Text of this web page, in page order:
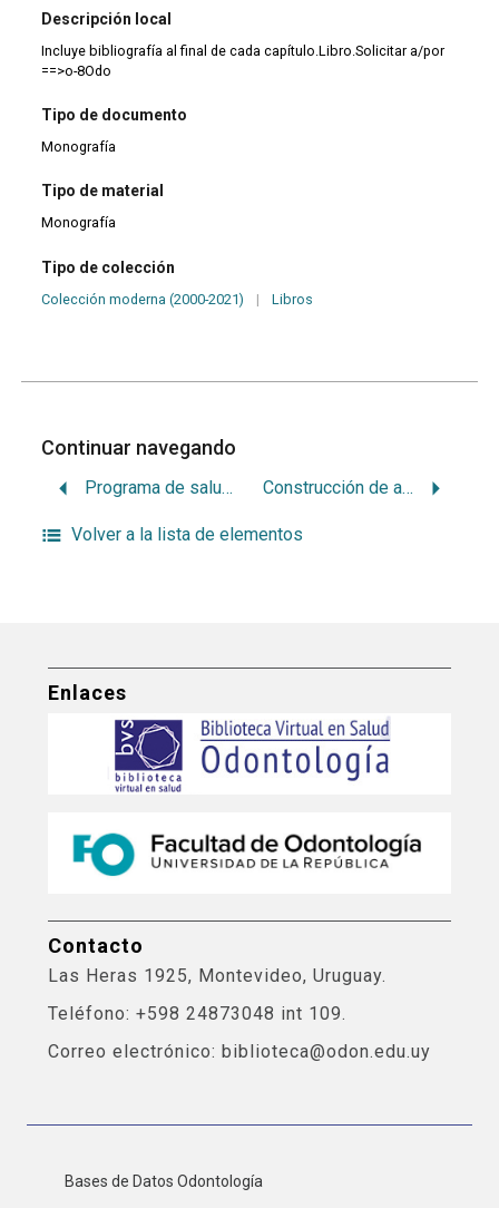
Descripción local
Incluye bibliografía al final de cada capítulo.Libro.Solicitar a/por
==>o-8Odo
Tipo de documento
Monografía
Tipo de material
Monografía
Tipo de colección
Colección moderna (2000-2021) | Libros
Continuar navegando
Programa de salud bucal en el jardin ‘Gabriela Mistral’ Construcción de aparatos de prótesis parcial removible
Volver a la lista de elementos
Enlaces
Contacto
Las Heras 1925, Montevideo, Uruguay.
Teléfono: +598 24873048 int 109.
Correo electrónico: biblioteca@odon.edu.uy
Bases de Datos Odontología